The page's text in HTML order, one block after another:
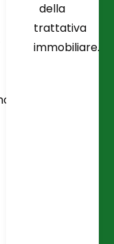
della
trattativa
immobiliare.